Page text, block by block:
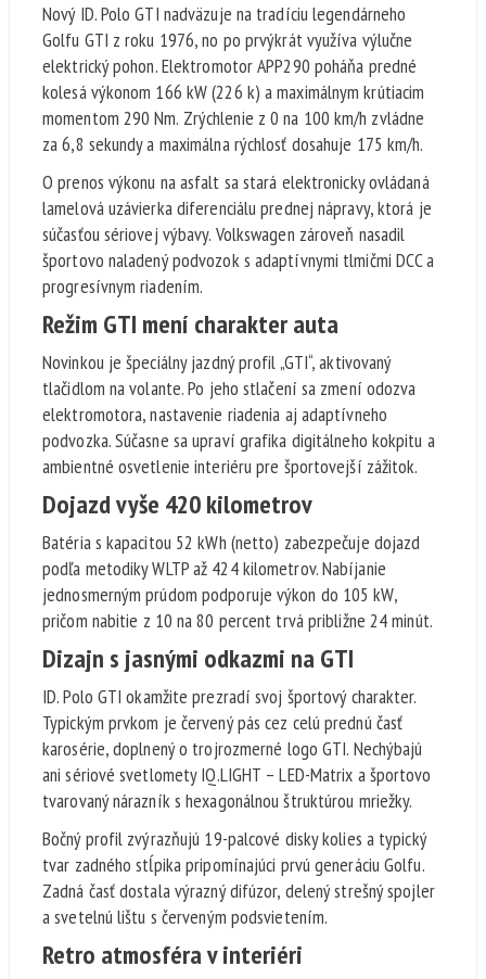
Nový ID. Polo GTI nadväzuje na tradíciu legendárneho
Golfu GTI z roku 1976, no po prvýkrát využíva výlučne
elektrický pohon. Elektromotor APP290 poháňa predné
kolesá výkonom 166 kW (226 k) a maximálnym krútiacim
momentom 290 Nm. Zrýchlenie z 0 na 100 km/h zvládne
za 6,8 sekundy a maximálna rýchlosť dosahuje 175 km/h.
O prenos výkonu na asfalt sa stará elektronicky ovládaná
lamelová uzávierka diferenciálu prednej nápravy, ktorá je
súčasťou sériovej výbavy. Volkswagen zároveň nasadil
športovo naladený podvozok s adaptívnymi tlmičmi DCC a
progresívnym riadením.
Režim GTI mení charakter auta
Novinkou je špeciálny jazdný profil „GTI“, aktivovaný
tlačidlom na volante. Po jeho stlačení sa zmení odozva
elektromotora, nastavenie riadenia aj adaptívneho
podvozka. Súčasne sa upraví grafika digitálneho kokpitu a
ambientné osvetlenie interiéru pre športovejší zážitok.
Dojazd vyše 420 kilometrov
Batéria s kapacitou 52 kWh (netto) zabezpečuje dojazd
podľa metodiky WLTP až 424 kilometrov. Nabíjanie
jednosmerným prúdom podporuje výkon do 105 kW,
pričom nabitie z 10 na 80 percent trvá približne 24 minút.
Dizajn s jasnými odkazmi na GTI
ID. Polo GTI okamžite prezradí svoj športový charakter.
Typickým prvkom je červený pás cez celú prednú časť
karosérie, doplnený o trojrozmerné logo GTI. Nechýbajú
ani sériové svetlomety IQ.LIGHT – LED-Matrix a športovo
tvarovaný nárazník s hexagonálnou štruktúrou mriežky.
Bočný profil zvýrazňujú 19-palcové disky kolies a typický
tvar zadného stĺpika pripomínajúci prvú generáciu Golfu.
Zadná časť dostala výrazný difúzor, delený strešný spojler
a svetelnú lištu s červeným podsvietením.
Retro atmosféra v interiéri